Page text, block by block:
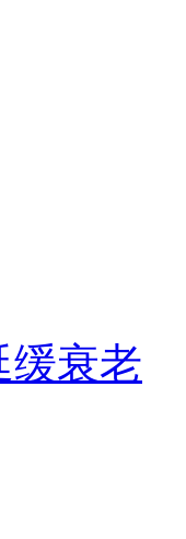
缓衰老